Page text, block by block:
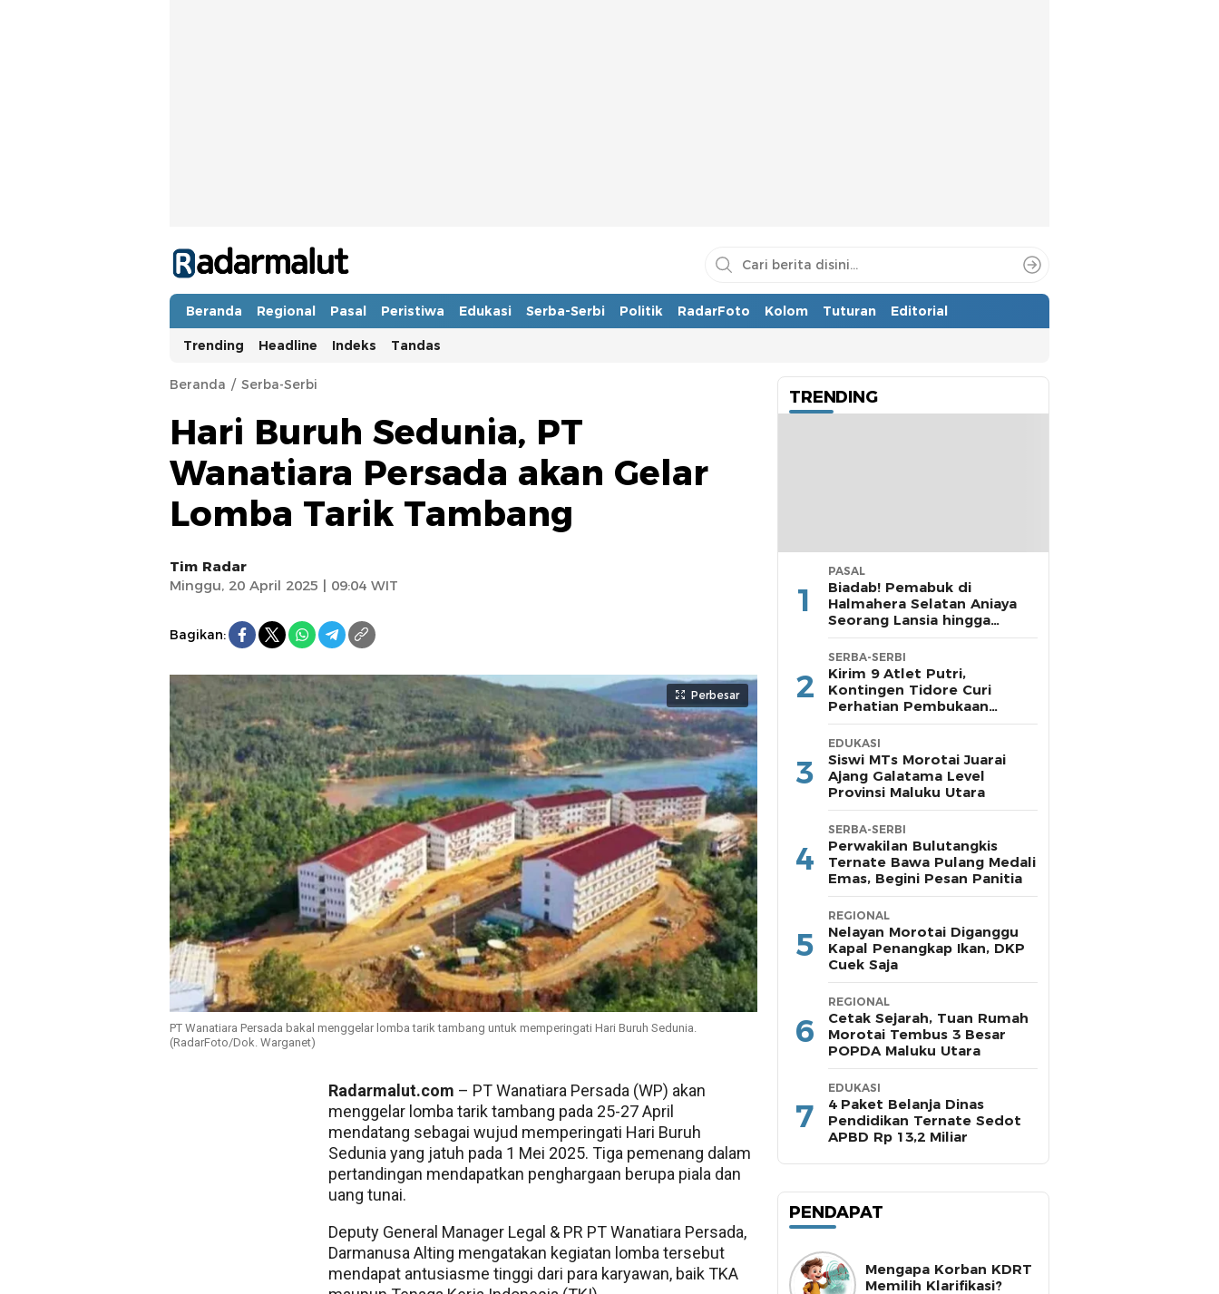
Radar Malut
Bacaan Nyindir
Beranda Regional Pasal Peristiwa Edukasi Serba-Serbi Politik RadarFoto Kolom Tuturan Editorial
Trending Headline Indeks Tandas
Beranda Serba-Serbi
Hari Buruh Sedunia, PT
Wanatiara Persada akan Gelar
Lomba Tarik Tambang
Tim Radar
Minggu, 20 April 2025 | 09:04 WIT
Bagikan:
Perbesar
PT Wanatiara Persada bakal menggelar lomba tarik tambang untuk memperingati Hari Buruh Sedunia.
(RadarFoto/Dok. Warganet)
Radarmalut.com – PT Wanatiara Persada (WP) akan
menggelar lomba tarik tambang pada 25-27 April
mendatang sebagai wujud memperingati Hari Buruh
Sedunia yang jatuh pada 1 Mei 2025. Tiga pemenang dalam
pertandingan mendapatkan penghargaan berupa piala dan
uang tunai.
Deputy General Manager Legal & PR PT Wanatiara Persada,
Darmanusa Alting mengatakan kegiatan lomba tersebut
mendapat antusiasme tinggi dari para karyawan, baik TKA
TRENDING
1
PASAL
Biadab! Pemabuk di
Halmahera Selatan Aniaya
Seorang Lansia hingga
Cacat, Polisi Diamkan
Laporan
2
SERBA-SERBI
Kirim 9 Atlet Putri,
Kontingen Tidore Curi
Perhatian Pembukaan
POPDA di Morotai
3
EDUKASI
Siswi MTs Morotai Juarai
Ajang Galatama Level
Provinsi Maluku Utara
4
SERBA-SERBI
Perwakilan Bulutangkis
Ternate Bawa Pulang Medali
Emas, Begini Pesan Panitia
5
REGIONAL
Nelayan Morotai Diganggu
Kapal Penangkap Ikan, DKP
Cuek Saja
6
REGIONAL
Cetak Sejarah, Tuan Rumah
Morotai Tembus 3 Besar
POPDA Maluku Utara
7
EDUKASI
4 Paket Belanja Dinas
Pendidikan Ternate Sedot
APBD Rp 13,2 Miliar
PENDAPAT
Mengapa Korban KDRT
Memilih Klarifikasi?